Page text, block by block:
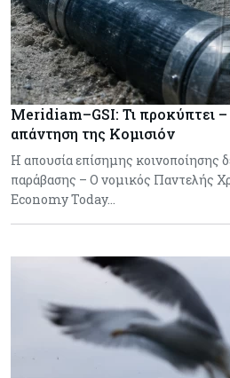
Meridiam–GSI: Τι προκύπτει –
απάντηση της Κομισιόν
Η απουσία επίσημης κοινοποίησης
παράβασης – Ο νομικός Παντελής
Economy Today…